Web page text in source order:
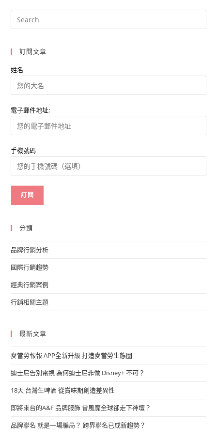
訂閱文章
姓名
電子郵件地址:
手機號碼
分類
品牌行銷分析
國際行銷趨勢
經典行銷案例
行銷相關主題
最新文章
麥當勞報報 APP全新升級 打造麥當勞生態圈
迪士尼告別電視 為何迪士尼非做 Disney+ 不可？
18天 台灣生啤酒 從賞味期創造差異性
即將來台的A&F 品牌服飾 曾風靡全球卻走下神壇？
品牌聯名 就是一場騙局？ 跨界聯名已成新趨勢？